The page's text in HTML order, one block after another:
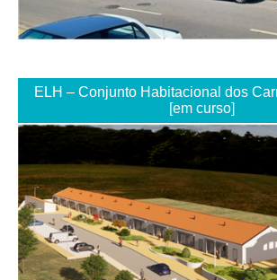
ELH – Conjunto Habitacional dos
[em curso]